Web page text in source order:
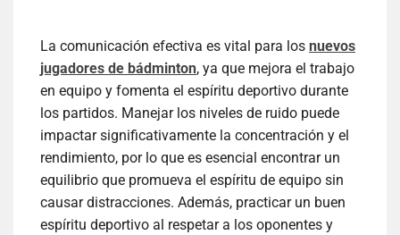
La comunicación efectiva es vital para los nuevos
jugadores de bádminton, ya que mejora el trabajo
en equipo y fomenta el espíritu deportivo durante
los partidos. Manejar los niveles de ruido puede
impactar significativamente la concentración y el
rendimiento, por lo que es esencial encontrar un
equilibrio que promueva el espíritu de equipo sin
causar distracciones. Además, practicar un buen
espíritu deportivo al respetar a los oponentes y